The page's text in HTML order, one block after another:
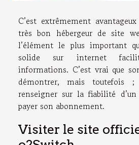
C’est extrêmement
très bon hébergeur de site
l’élément le plus important
solide sur internet
informations. C’est vrai que
démontrer, mais toutefois
renseigner sur la fiabilité
payer son abonnement.
Visiter le site